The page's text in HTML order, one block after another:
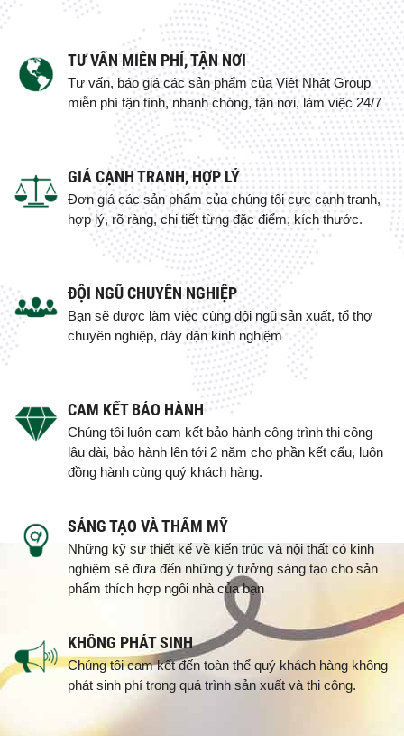
TƯ VẤN MIỄN PHÍ, TẬN NƠI
Tư vấn, báo giá các sản phẩm của Việt Nhật Group
miễn phí tận tình, nhanh chóng, tận nơi, làm việc 24/7
GIÁ CẠNH TRANH, HỢP LÝ
Đơn giá các sản phẩm của chúng tôi cực cạnh tranh,
hợp lý, rõ ràng, chi tiết từng đặc điểm, kích thước.
ĐỘI NGŨ CHUYÊN NGHIỆP
Bạn sẽ được làm việc cùng đội ngũ sản xuất, tổ thợ
chuyên nghiệp, dày dặn kinh nghiệm
CAM KẾT BẢO HÀNH
Chúng tôi luôn cam kết bảo hành công trình thi công
lâu dài, bảo hành lên tới 2 năm cho phần kết cấu, luôn
đồng hành cùng quý khách hàng.
SÁNG TẠO VÀ THẨM MỸ
Những kỹ sư thiết kế về kiến trúc và nội thất có kinh
nghiệm sẽ đưa đến những ý tưởng sáng tạo cho sản
phẩm thích hợp ngôi nhà của bạn
KHÔNG PHÁT SINH
Chúng tôi cam kết đến toàn thể quý khách hàng không
phát sinh phí trong quá trình sản xuất và thi công.